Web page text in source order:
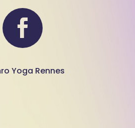
Yoga Rennes